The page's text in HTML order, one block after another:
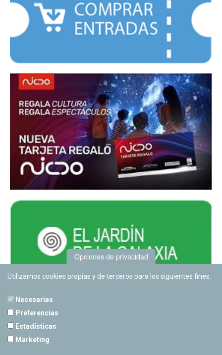
Opciones de privacidad
Utilizamos cookies propias y de terceros para los siguientes fines:
Necesarias
Preferencias
Estadísticas
Marketing